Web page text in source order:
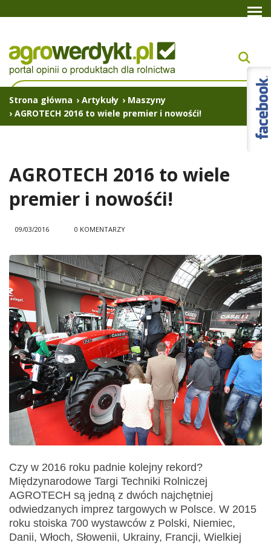
Strona główna › Artykuły › Maszyny
› AGROTECH 2016 to wiele premier i nowośći!
AGROTECH 2016 to wiele
premier i nowośći!
09/03/2016 0 KOMENTARZY
Czy w 2016 roku padnie kolejny rekord?
Międzynarodowe Targi Techniki Rolniczej
AGROTECH są jedną z dwóch najchętniej
odwiedzanych imprez targowych w Polsce. W 2015
roku stoiska 700 wystawców z Polski, Niemiec,
Danii, Włoch, Słowenii, Ukrainy, Francji, Wielkiej